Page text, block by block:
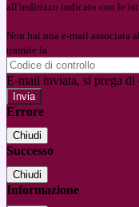
all'indirizzo indicato con le
Non hai una e-mail associata
tramite la
E-mail inviata, si prega di
Errore
Chiudi
Successo
Chiudi
Informazione